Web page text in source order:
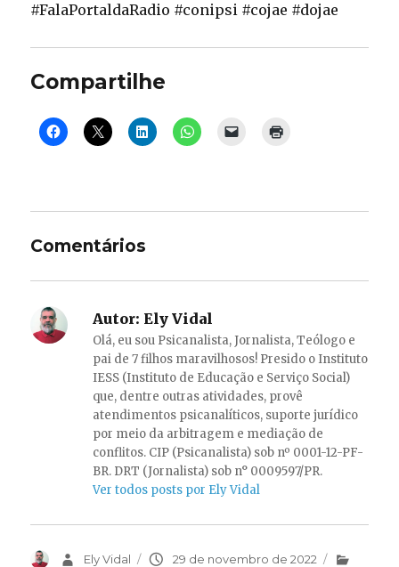
#FalaPortaldaRadio #conipsi #cojae #dojae
Compartilhe
Comentários
Autor: Ely Vidal
Olá, eu sou Psicanalista, Jornalista, Teólogo e
pai de 7 filhos maravilhosos! Presido o Instituto
IESS (Instituto de Educação e Serviço Social)
que, dentre outras atividades, provê
atendimentos psicanalíticos, suporte jurídico
por meio da arbitragem e mediação de
conflitos. CIP (Psicanalista) sob nº 0001-12-PF-
BR. DRT (Jornalista) sob n° 0009597/PR.
Ver todos posts por Ely Vidal
AutorEly Vidal
Publicado
29 de novembro de 2022
Categorias